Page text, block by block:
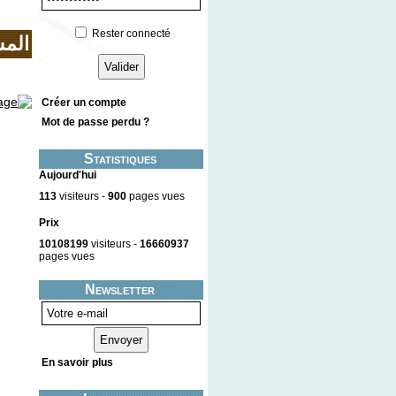
Rester connecté
Créer un compte
Mot de passe perdu ?
Statistiques
Aujourd'hui
113 visiteurs - 900 pages vues
Prix
10108199 visiteurs - 16660937
pages vues
Newsletter
En savoir plus
1-